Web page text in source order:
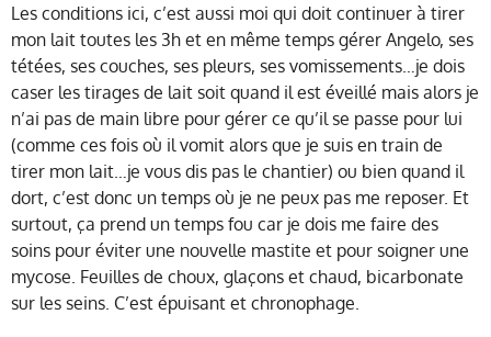
Les conditions ici, c’est aussi moi qui doit continuer à tirer
mon lait toutes les 3h et en même temps gérer Angelo, ses
tétées, ses couches, ses pleurs, ses vomissements…je dois
caser les tirages de lait soit quand il est éveillé mais alors je
n’ai pas de main libre pour gérer ce qu’il se passe pour lui
(comme ces fois où il vomit alors que je suis en train de
tirer mon lait…je vous dis pas le chantier) ou bien quand il
dort, c’est donc un temps où je ne peux pas me reposer. Et
surtout, ça prend un temps fou car je dois me faire des
soins pour éviter une nouvelle mastite et pour soigner une
mycose. Feuilles de choux, glaçons et chaud, bicarbonate
sur les seins. C’est épuisant et chronophage.